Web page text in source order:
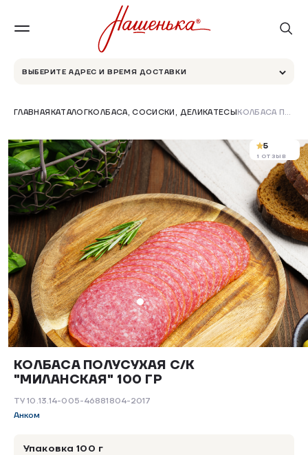
ВЫБЕРИТЕ АДРЕС И ВРЕМЯ ДОСТАВКИ
ГЛАВНАЯКАТАЛОГКОЛБАСА, СОСИСКИ, ДЕЛИКАТЕСЫ КОЛБАСА ПОЛУСУХАЯ С/К "МИЛАНСКАЯ" 100 ГР
5
1 ОТЗЫВ
КОЛБАСА ПОЛУСУХАЯ С/К
"МИЛАНСКАЯ" 100 ГР
ТУ 10.13.14-005-46881804-2017
Анком
Упаковка 100 г